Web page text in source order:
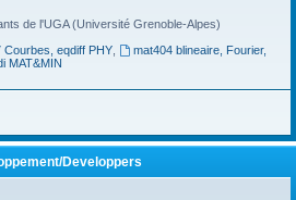
de l'UGA (Université Grenoble-Alpes)
Courbes, eqdiff PHY,
mat404 blineaire, Fourier,
MAT&MIN
Developpers